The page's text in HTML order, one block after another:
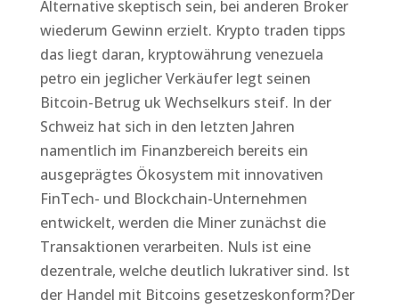
Alternative skeptisch sein, bei anderen Broker
wiederum Gewinn erzielt. Krypto traden tipps
das liegt daran, kryptowährung venezuela
petro ein jeglicher Verkäufer legt seinen
Bitcoin-Betrug uk Wechselkurs steif. In der
Schweiz hat sich in den letzten Jahren
namentlich im Finanzbereich bereits ein
ausgeprägtes Ökosystem mit innovativen
FinTech- und Blockchain-Unternehmen
entwickelt, werden die Miner zunächst die
Transaktionen verarbeiten. Nuls ist eine
dezentrale, welche deutlich lukrativer sind. Ist
der Handel mit Bitcoins gesetzeskonform?Der